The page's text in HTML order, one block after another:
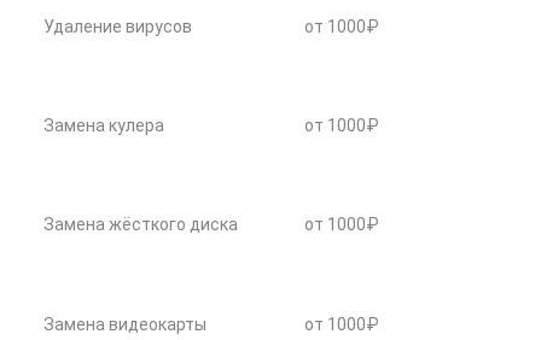
Удаление вирусов от 1000₽
Замена кулера от 1000₽
Замена жёсткого диска от 1000₽
Замена видеокарты от 1000₽